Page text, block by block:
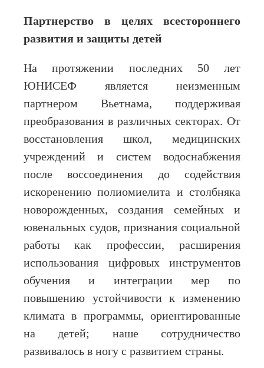
Партнерство в целях всестороннего
развития и защиты детей
На протяжении последних 50 лет
ЮНИСЕФ является неизменным
партнером Вьетнама, поддерживая
преобразования в различных секторах. От
восстановления школ, медицинских
учреждений и систем водоснабжения
после воссоединения до содействия
искоренению полиомиелита и столбняка
новорожденных, создания семейных и
ювенальных судов, признания социальной
работы как профессии, расширения
использования цифровых инструментов
обучения и интеграции мер по
повышению устойчивости к изменению
климата в программы, ориентированные
на детей; наше сотрудничество
развивалось в ногу с развитием страны.